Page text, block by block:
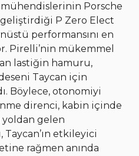
Porsche
P Zero Elect
performansını en
Pirelli’nin mükemmel
lastiğin hamuru,
Taycan için
Böylece, otonomiyi
direnci, kabin içinde
gelen
etkileyici
rağmen anında